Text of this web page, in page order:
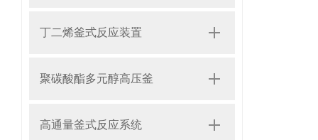
丁二烯釜式反应装置
聚碳酸酯多元醇高压釜
高通量釜式反应系统